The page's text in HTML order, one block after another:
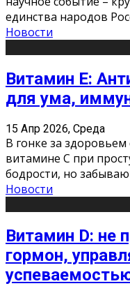
единства народов
Новости
Витамин Е:
для ума,
15 Апр 2026, Среда
В гонке за
витамине С при
бодрости, но
Новости
Витамин D: не
гормон,